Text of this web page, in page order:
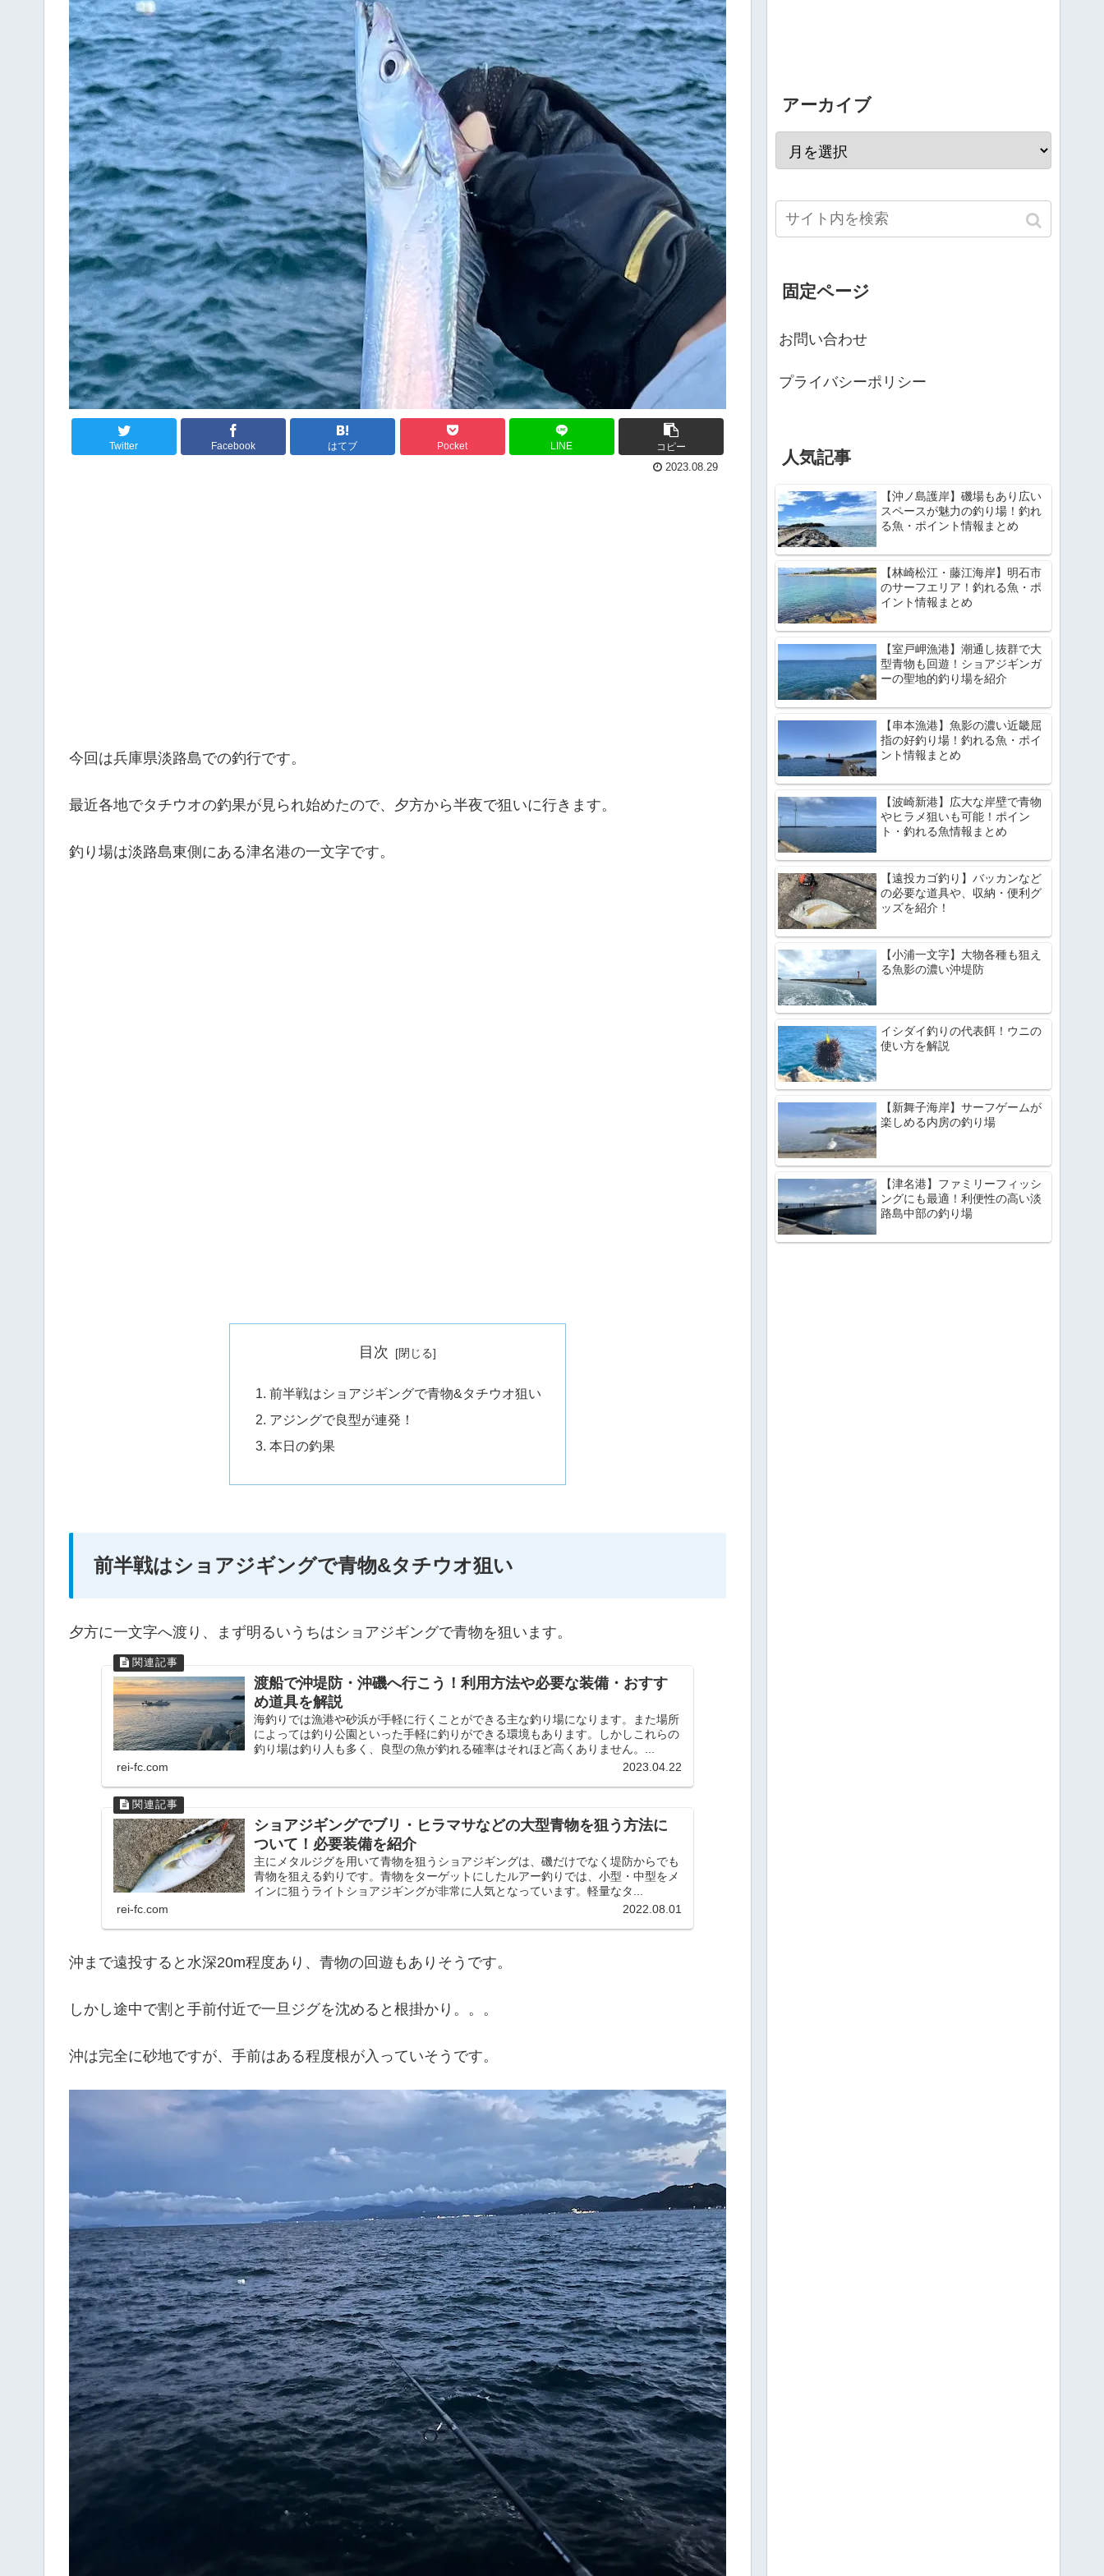
Twitter Facebook はてブ Pocket LINE
コピー
2023.08.29
今回は兵庫県淡路島での釣行です。
最近各地でタチウオの釣果が見られ始めたので、夕方から半夜で狙いに行きます。
釣り場は淡路島東側にある津名港の一文字です。
目次
前半戦はショアジギングで青物&タチウオ狙い
アジングで良型が連発！
本日の釣果
前半戦はショアジギングで青物&タチウオ狙い
夕方に一文字へ渡り、まず明るいうちはショアジギングで青物を狙います。
渡船で沖堤防・沖磯へ行こう！利用方法や必要な装備・おすす
め道具を解説
海釣りでは漁港や砂浜が手軽に行くことができる主な釣り場になります。また場所
によっては釣り公園といった手軽に釣りができる環境もあります。しかしこれらの
釣り場は釣り人も多く、良型の魚が釣れる確率はそれほど高くありません。...
rei-fc.com
2023.04.22
ショアジギングでブリ・ヒラマサなどの大型青物を狙う方法に
ついて！必要装備を紹介
主にメタルジグを用いて青物を狙うショアジギングは、磯だけでなく堤防からでも
青物を狙える釣りです。青物をターゲットにしたルアー釣りでは、小型・中型をメ
インに狙うライトショアジギングが非常に人気となっています。軽量なタ...
rei-fc.com
2022.08.01
沖まで遠投すると水深20m程度あり、青物の回遊もありそうです。
しかし途中で割と手前付近で一旦ジグを沈めると根掛かり。。。
沖は完全に砂地ですが、手前はある程度根が入っていそうです。
アーカイブ
固定ページ
お問い合わせ
プライバシーポリシー
人気記事
【沖ノ島護岸】磯場もあり広い
スペースが魅力の釣り場！釣れ
る魚・ポイント情報まとめ
【林崎松江・藤江海岸】明石市
のサーフエリア！釣れる魚・ポ
イント情報まとめ
【室戸岬漁港】潮通し抜群で大
型青物も回遊！ショアジギンガ
ーの聖地的釣り場を紹介
【串本漁港】魚影の濃い近畿屈
指の好釣り場！釣れる魚・ポイ
ント情報まとめ
【波崎新港】広大な岸壁で青物
やヒラメ狙いも可能！ポイン
ト・釣れる魚情報まとめ
【遠投カゴ釣り】バッカンなど
の必要な道具や、収納・便利グ
ッズを紹介！
【小浦一文字】大物各種も狙え
る魚影の濃い沖堤防
イシダイ釣りの代表餌！ウニの
使い方を解説
【新舞子海岸】サーフゲームが
楽しめる内房の釣り場
【津名港】ファミリーフィッシ
ングにも最適！利便性の高い淡
路島中部の釣り場